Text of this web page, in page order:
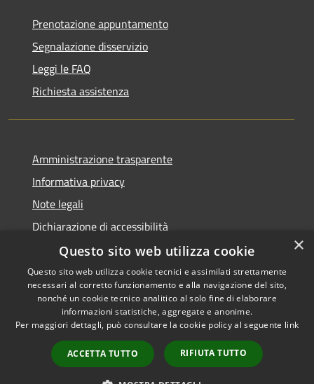
Prenotazione appuntamento
Segnalazione disservizio
Leggi le FAQ
Richiesta assistenza
Amministrazione trasparente
Informativa privacy
Note legali
Dichiarazione di accessibilità
Accessibilità
Privacy
Mappa del sito
Copyright © 2026 • Comune di
Recanati • Powered by
Municipium•Accesso
redazione
×
Questo sito web utilizza cookie
Questo sito web utilizza cookie tecnici e assimilati strettamente
necessari al corretto funzionamento e alla navigazione del sito,
nonché un cookie tecnico analitico al solo fine di elaborare
informazioni statistiche, aggregate e anonime.
Per maggiori dettagli, può consultare la cookie policy al seguente link
ACCETTA TUTTO RIFIUTA TUTTO